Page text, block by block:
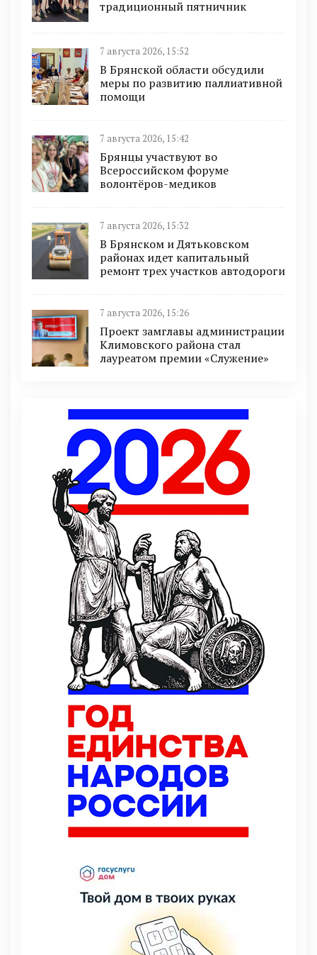
традиционный пятничник
7 августа 2026, 15:52
В Брянской области обсудили
меры по развитию паллиативной
помощи
7 августа 2026, 15:42
Брянцы участвуют во
Всероссийском форуме
волонтёров-медиков
7 августа 2026, 15:32
В Брянском и Дятьковском
районах идет капитальный
ремонт трех участков автодороги
7 августа 2026, 15:26
Проект замглавы администрации
Климовского района стал
лауреатом премии «Служение»